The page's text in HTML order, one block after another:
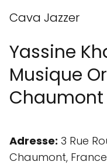
Cava Jazzer
Yassine
Musique
Chaumont
Adresse: 3 Rue
Chaumont,